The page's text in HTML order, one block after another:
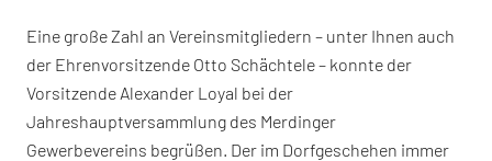
Eine große Zahl an Vereinsmitgliedern – unter Ihnen auch
der Ehrenvorsitzende Otto Schächtele – konnte der
Vorsitzende Alexander Loyal bei der
Jahreshauptversammlung des Merdinger
Gewerbevereins begrüßen. Der im Dorfgeschehen immer